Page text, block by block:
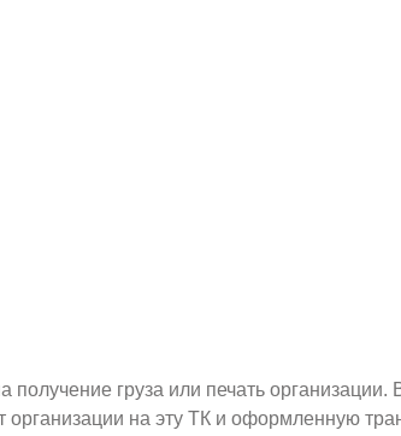
груза или печать организации.
на эту ТК и оформленную